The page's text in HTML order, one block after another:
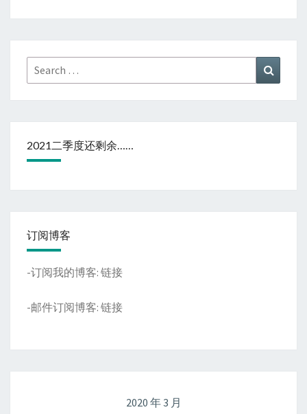
Search
for:
2021二季度还剩余……
订阅博客
-订阅我的博客: 链接
-邮件订阅博客: 链接
2020 年 3 月